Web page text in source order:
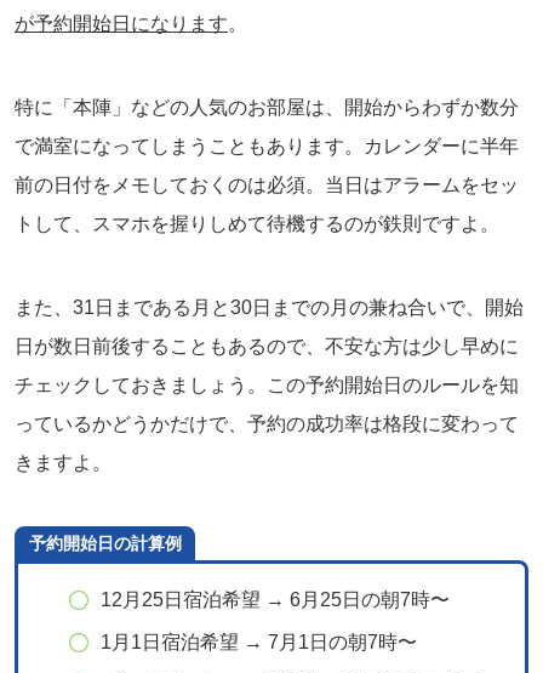
が予約開始日になります。
特に「本陣」などの人気のお部屋は、開始からわずか数分
で満室になってしまうこともあります。カレンダーに半年
前の日付をメモしておくのは必須。当日はアラームをセッ
トして、スマホを握りしめて待機するのが鉄則ですよ。
また、31日まである月と30日までの月の兼ね合いで、開始
日が数日前後することもあるので、不安な方は少し早めに
チェックしておきましょう。この予約開始日のルールを知
っているかどうかだけで、予約の成功率は格段に変わって
きますよ。
予約開始日の計算例
12月25日宿泊希望 → 6月25日の朝7時〜
1月1日宿泊希望 → 7月1日の朝7時〜